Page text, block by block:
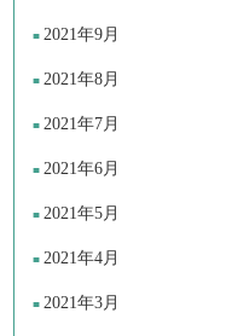
2021年9月
2021年8月
2021年7月
2021年6月
2021年5月
2021年4月
2021年3月